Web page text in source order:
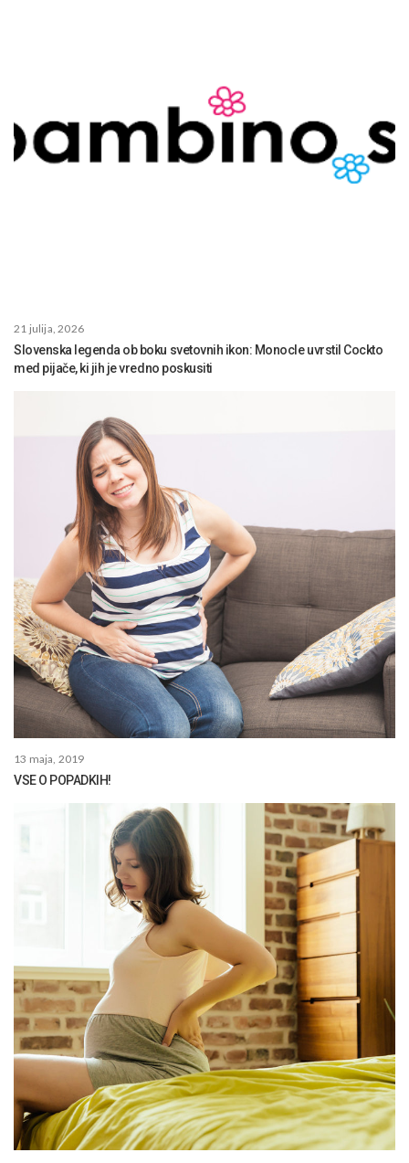
21 julija, 2026
Slovenska legenda ob boku svetovnih ikon: Monocle uvrstil Cockto
med pijače, ki jih je vredno poskusiti
13 maja, 2019
VSE O POPADKIH!